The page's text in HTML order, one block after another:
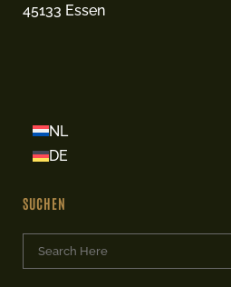
45133 Essen
NL
DE
SUCHEN